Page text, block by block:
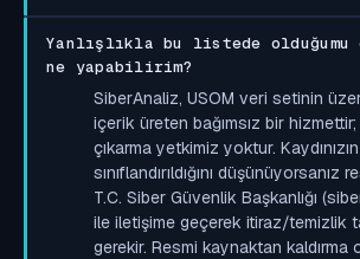
Yanlışlıkla bu listede olduğumu
ne yapabilirim?
SiberAnaliz, USOM veri setinin
içerik üreten bağımsız bir
çıkarma yetkimiz yoktur.
sınıflandırıldığını
T.C. Siber Güvenlik Başkanlığı
ile iletişime geçerek itiraz/temizlik
gerekir. Resmi kaynaktan kaldırma